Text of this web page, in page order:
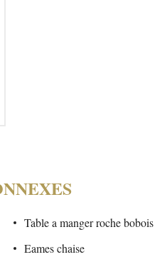
Table a manger roche bobois
Eames chaise